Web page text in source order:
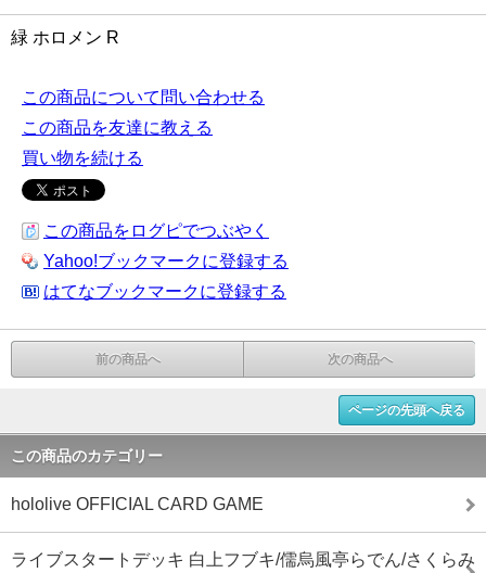
緑 ホロメン R
この商品について問い合わせる
この商品を友達に教える
買い物を続ける
この商品をログピでつぶやく
Yahoo!ブックマークに登録する
はてなブックマークに登録する
前の商品へ 次の商品へ
ページの先頭へ戻る
この商品のカテゴリー
hololive OFFICIAL CARD GAME
ライブスタートデッキ 白上フブキ/儒烏風亭らでん/さくらみ